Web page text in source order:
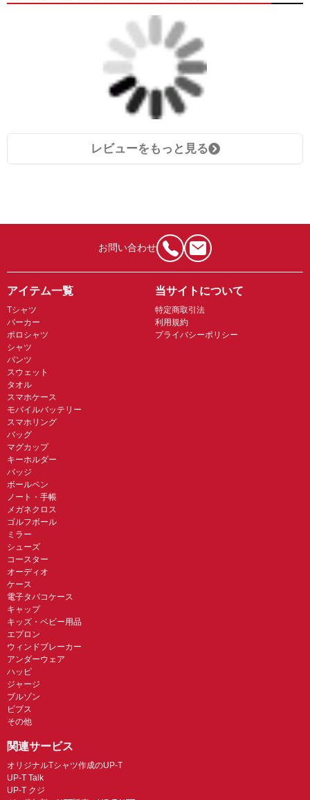
レビューをもっと見る
お問い合わせ
アイテム一覧
Tシャツ
パーカー
ポロシャツ
シャツ
パンツ
スウェット
タオル
スマホケース
モバイルバッテリー
スマホリング
バッグ
マグカップ
キーホルダー
バッジ
ボールペン
ノート・手帳
メガネクロス
ゴルフボール
ミラー
シューズ
コースター
オーディオ
ケース
電子タバコケース
キャップ
キッズ・ベビー用品
エプロン
ウィンドブレーカー
アンダーウェア
ハッピ
ジャージ
ブルゾン
ビブス
その他
当サイトについて
特定商取引法
利用規約
プライバシーポリシー
関連サービス
オリジナルTシャツ作成のUP-T
UP-T Talk
UP-T クジ